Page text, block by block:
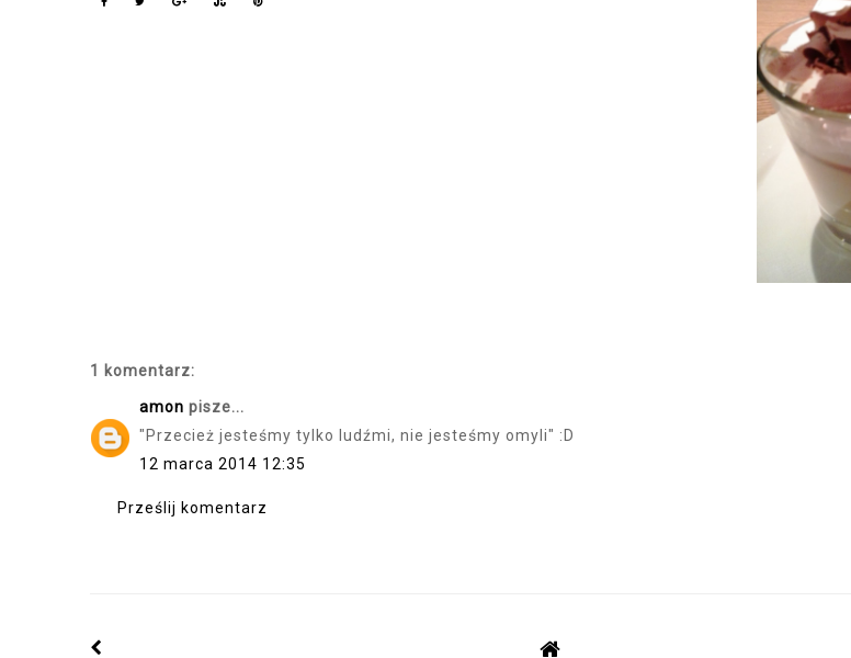
1 komentarz:
amon pisze...
"Przecież jesteśmy tylko ludźmi, nie jesteśmy omyli" :D
12 marca 2014 12:35
Prześlij komentarz